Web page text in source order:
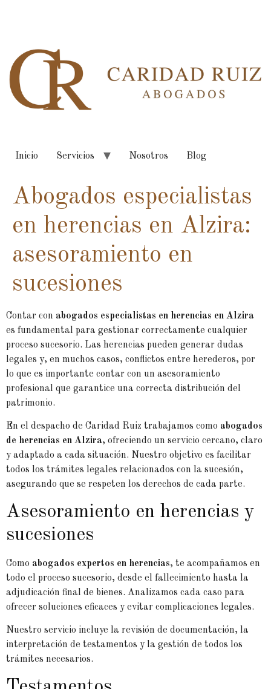
Inicio Servicios Nosotros Blog
Abogados especialistas
en herencias en Alzira:
asesoramiento en
sucesiones
Contar con abogados especialistas en herencias en Alzira
es fundamental para gestionar correctamente cualquier
proceso sucesorio. Las herencias pueden generar dudas
legales y, en muchos casos, conflictos entre herederos, por
lo que es importante contar con un asesoramiento
profesional que garantice una correcta distribución del
patrimonio.
En el despacho de Caridad Ruiz trabajamos como abogados
de herencias en Alzira, ofreciendo un servicio cercano, claro
y adaptado a cada situación. Nuestro objetivo es facilitar
todos los trámites legales relacionados con la sucesión,
asegurando que se respeten los derechos de cada parte.
Asesoramiento en herencias y
sucesiones
Como abogados expertos en herencias, te acompañamos en
todo el proceso sucesorio, desde el fallecimiento hasta la
adjudicación final de bienes. Analizamos cada caso para
ofrecer soluciones eficaces y evitar complicaciones legales.
Nuestro servicio incluye la revisión de documentación, la
interpretación de testamentos y la gestión de todos los
trámites necesarios.